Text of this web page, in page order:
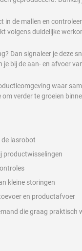
in de mallen en
volgens duidelijke
Dan signaleer je deze
je bij de aan- en afvoer
waar
verder te groeien
de lasrobot
productwisselingen
kleine storingen
en productafvoer
die graag